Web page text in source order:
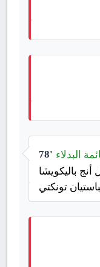
78' البدلاء
أنج باليكويشا
تونكتي